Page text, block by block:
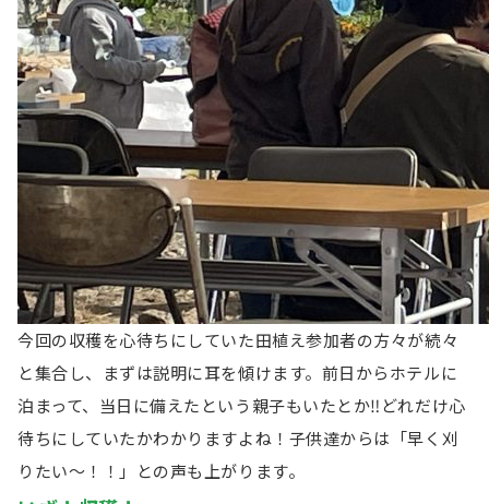
今回の収穫を心待ちにしていた田植え参加者の方々が続々
と集合し、まずは説明に耳を傾けます。前日からホテルに
泊まって、当日に備えたという親子もいたとか‼どれだけ心
待ちにしていたかわかりますよね！子供達からは「早く刈
りたい～！！」との声も上がります。